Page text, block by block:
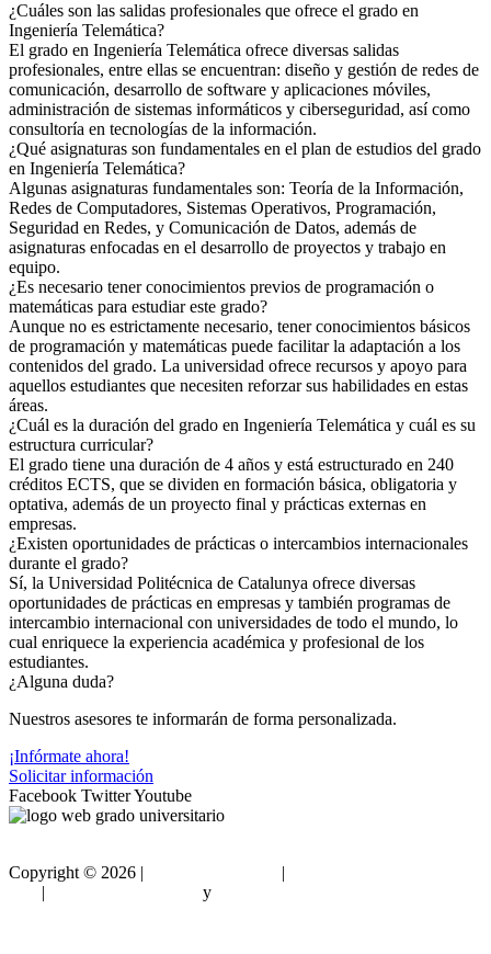
¿Cuáles son las salidas profesionales que ofrece el grado en
Ingeniería Telemática?
El grado en Ingeniería Telemática ofrece diversas salidas
profesionales, entre ellas se encuentran: diseño y gestión de redes de
comunicación, desarrollo de software y aplicaciones móviles,
administración de sistemas informáticos y ciberseguridad, así como
consultoría en tecnologías de la información.
¿Qué asignaturas son fundamentales en el plan de estudios del grado
en Ingeniería Telemática?
Algunas asignaturas fundamentales son: Teoría de la Información,
Redes de Computadores, Sistemas Operativos, Programación,
Seguridad en Redes, y Comunicación de Datos, además de
asignaturas enfocadas en el desarrollo de proyectos y trabajo en
equipo.
¿Es necesario tener conocimientos previos de programación o
matemáticas para estudiar este grado?
Aunque no es estrictamente necesario, tener conocimientos básicos
de programación y matemáticas puede facilitar la adaptación a los
contenidos del grado. La universidad ofrece recursos y apoyo para
aquellos estudiantes que necesiten reforzar sus habilidades en estas
áreas.
¿Cuál es la duración del grado en Ingeniería Telemática y cuál es su
estructura curricular?
El grado tiene una duración de 4 años y está estructurado en 240
créditos ECTS, que se dividen en formación básica, obligatoria y
optativa, además de un proyecto final y prácticas externas en
empresas.
¿Existen oportunidades de prácticas o intercambios internacionales
durante el grado?
Sí, la Universidad Politécnica de Catalunya ofrece diversas
oportunidades de prácticas en empresas y también programas de
intercambio internacional con universidades de todo el mundo, lo
cual enriquece la experiencia académica y profesional de los
estudiantes.
¿Alguna duda?
Nuestros asesores te informarán de forma personalizada.
¡Infórmate ahora!
Solicitar información
Facebook TwitterYoutube
Copyright © 2026 | |
| y